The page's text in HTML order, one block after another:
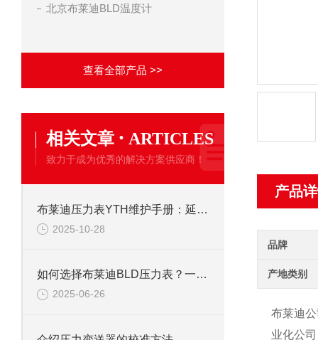
产品
品牌
产地类别
布莱迪
业化公
北京布莱迪BLD温度计
查看全部产品 >>
相关文章 · ARTICLES
致力于成为优秀的解决方案供应商！
布莱迪压力表YTH维护手册：延长使用寿命的校准与保养技巧
2025-10-28
如何选择布莱迪BLD压力表？一文看懂法兰安装与螺纹连接差异
2025-06-26